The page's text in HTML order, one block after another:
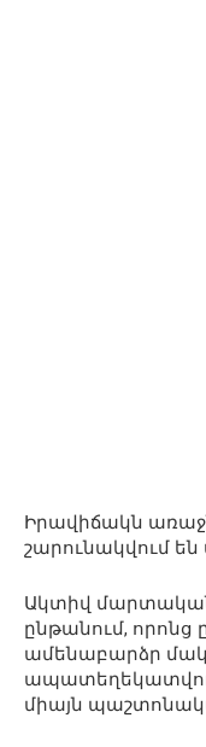
Իրավիճակն
շարունակվում
Ակտիվ մարտական
ընթանում,
ամենաբարձր
միայն